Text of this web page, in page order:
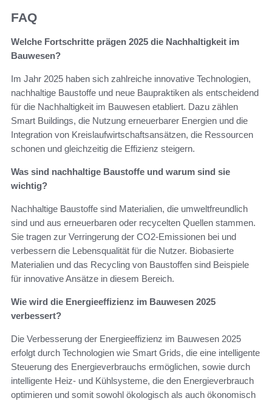
FAQ
Welche Fortschritte prägen 2025 die Nachhaltigkeit im
Bauwesen?
Im Jahr 2025 haben sich zahlreiche innovative Technologien,
nachhaltige Baustoffe und neue Baupraktiken als entscheidend
für die Nachhaltigkeit im Bauwesen etabliert. Dazu zählen
Smart Buildings, die Nutzung erneuerbarer Energien und die
Integration von Kreislaufwirtschaftsansätzen, die Ressourcen
schonen und gleichzeitig die Effizienz steigern.
Was sind nachhaltige Baustoffe und warum sind sie
wichtig?
Nachhaltige Baustoffe sind Materialien, die umweltfreundlich
sind und aus erneuerbaren oder recycelten Quellen stammen.
Sie tragen zur Verringerung der CO2-Emissionen bei und
verbessern die Lebensqualität für die Nutzer. Biobasierte
Materialien und das Recycling von Baustoffen sind Beispiele
für innovative Ansätze in diesem Bereich.
Wie wird die Energieeffizienz im Bauwesen 2025
verbessert?
Die Verbesserung der Energieeffizienz im Bauwesen 2025
erfolgt durch Technologien wie Smart Grids, die eine intelligente
Steuerung des Energieverbrauchs ermöglichen, sowie durch
intelligente Heiz- und Kühlsysteme, die den Energieverbrauch
optimieren und somit sowohl ökologisch als auch ökonomisch